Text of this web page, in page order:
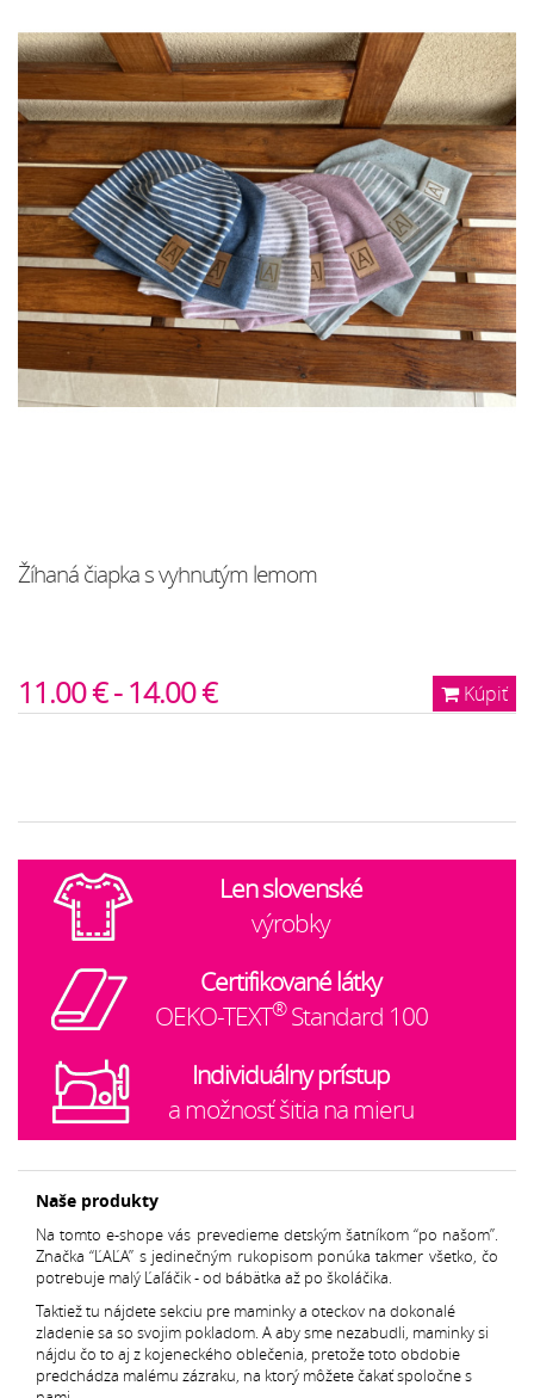
Žíhaná čiapka s vyhnutým lemom
Kúpiť
11.00 € - 14.00 €
Len slovenské
výrobky
Certifikované látky
OEKO-TEXT®Standard 100
Individuálny prístup
a možnosť šitia na mieru
Naše produkty
Na tomto e-shope vás prevedieme detským šatníkom “po našom”.
Značka “ĽAĽA” s jedinečným rukopisom ponúka takmer všetko, čo
potrebuje malý Ľaľáčik - od bábätka až po školáčika.
Taktiež tu nájdete sekciu pre maminky a oteckov na dokonalé
zladenie sa so svojim pokladom. A aby sme nezabudli, maminky si
nájdu čo to aj z kojeneckého oblečenia, pretože toto obdobie
predchádza malému zázraku, na ktorý môžete čakať spoločne s